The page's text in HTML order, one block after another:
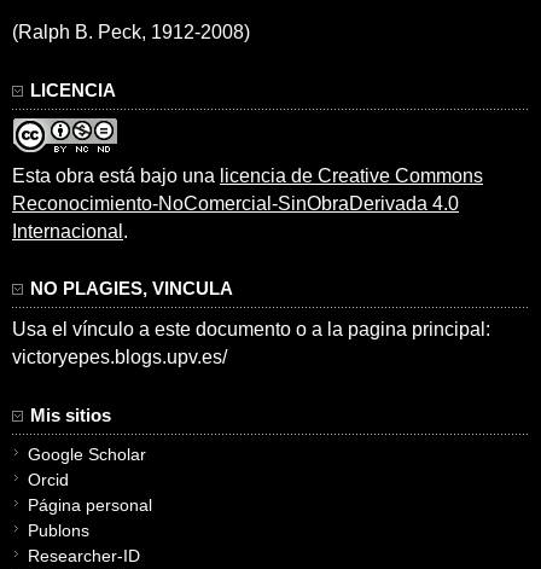
(Ralph B. Peck, 1912-2008)
LICENCIA
Esta obra está bajo una licencia de Creative Commons
Reconocimiento-NoComercial-SinObraDerivada 4.0
Internacional .
NO PLAGIES, VINCULA
Usa el vínculo a este documento o a la pagina principal:
victoryepes.blogs.upv.es/
Mis sitios
Google Scholar
Orcid
Página personal
Publons
Researcher-ID